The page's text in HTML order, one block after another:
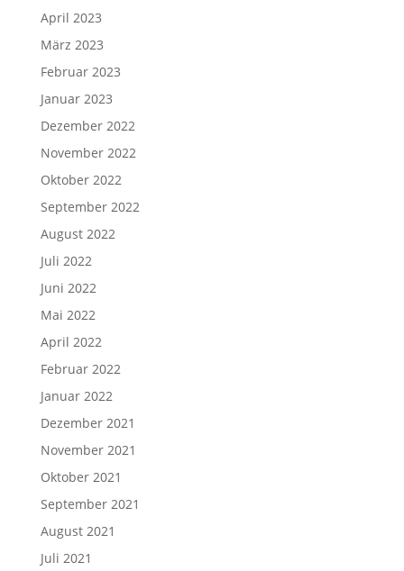
April 2023
März 2023
Februar 2023
Januar 2023
Dezember 2022
November 2022
Oktober 2022
September 2022
August 2022
Juli 2022
Juni 2022
Mai 2022
April 2022
Februar 2022
Januar 2022
Dezember 2021
November 2021
Oktober 2021
September 2021
August 2021
Juli 2021